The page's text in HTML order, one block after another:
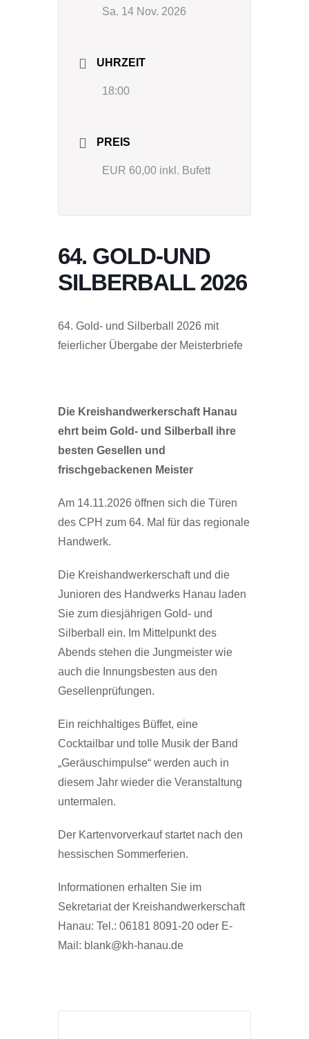
Sa. 14 Nov. 2026
UHRZEIT
18:00
PREIS
EUR 60,00 inkl. Bufett
64. GOLD-UND
SILBERBALL 2026
64. Gold- und Silberball 2026 mit
feierlicher Übergabe der Meisterbriefe
Die Kreishandwerkerschaft Hanau
ehrt beim Gold- und Silberball ihre
besten Gesellen und
frischgebackenen Meister
Am 14.11.2026 öffnen sich die Türen
des CPH zum 64. Mal für das regionale
Handwerk.
Die Kreishandwerkerschaft und die
Junioren des Handwerks Hanau laden
Sie zum diesjährigen Gold- und
Silberball ein. Im Mittelpunkt des
Abends stehen die Jungmeister wie
auch die Innungsbesten aus den
Gesellenprüfungen.
Ein reichhaltiges Büffet, eine
Cocktailbar und tolle Musik der Band
„Geräuschimpulse“ werden auch in
diesem Jahr wieder die Veranstaltung
untermalen.
Der Kartenvorverkauf startet nach den
hessischen Sommerferien.
Informationen erhalten Sie im
Sekretariat der Kreishandwerkerschaft
Hanau: Tel.: 06181 8091-20 oder E-
Mail: blank@kh-hanau.de